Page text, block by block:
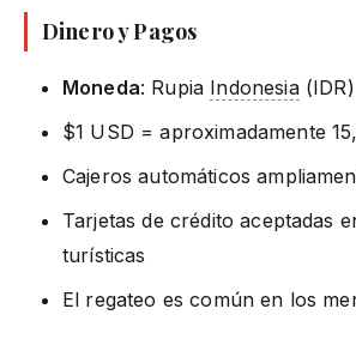
Dinero y Pagos
Moneda: Rupia Indonesia(IDR)
$1 USD = aproximadamente
Cajeros automáticos
Tarjetas de crédito aceptadas
turísticas
El regateo es común en los